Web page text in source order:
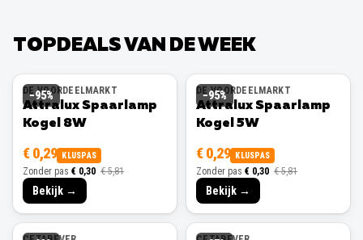
TOPDEALS VAN DE WEEK
−95%
DE VOORDEELMARKT
Attralux Spaarlamp
Kogel 8W
€ 0,29 KLUSPAS
Zonder pas € 0,30 € 5,81
Bekijk →
−95%
DE VOORDEELMARKT
Attralux Spaarlamp
Kogel 5W
€ 0,29 KLUSPAS
Zonder pas € 0,30 € 5,81
Bekijk →